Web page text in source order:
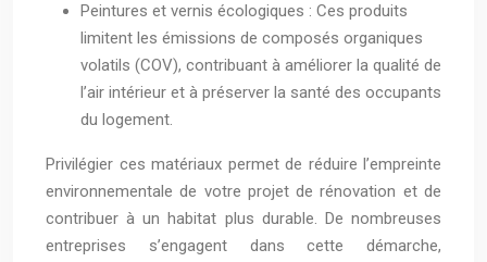
Peintures et vernis écologiques : Ces produits
limitent les émissions de composés organiques
volatils (COV), contribuant à améliorer la qualité de
l’air intérieur et à préserver la santé des occupants
du logement.
Privilégier ces matériaux permet de réduire l’empreinte
environnementale de votre projet de rénovation et de
contribuer à un habitat plus durable. De nombreuses
entreprises s’engagent dans cette démarche,